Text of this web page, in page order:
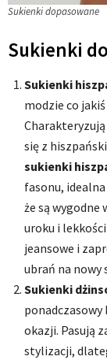
Sukienki dopasowane
Sukienki
Sukienki
modzie co
się z
sukienki
fasonu,
że są wygodne
uroku i
jeansowe i
ubrań na nowy
Sukienki
okazji. Pasują
stylizacji,